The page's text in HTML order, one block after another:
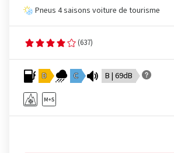
Pneus 4 saisons voiture de tourisme
(637)
D C B | 69dB